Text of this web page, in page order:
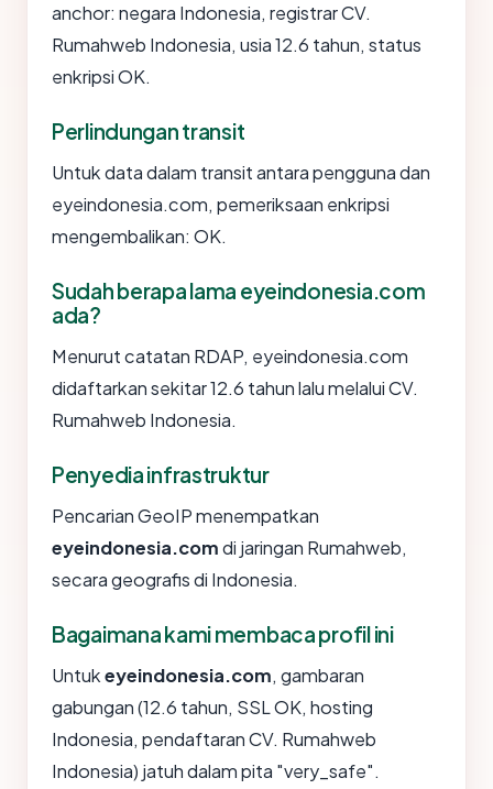
anchor: negara Indonesia, registrar CV.
Rumahweb Indonesia, usia 12.6 tahun, status
enkripsi OK.
Perlindungan transit
Untuk data dalam transit antara pengguna dan
eyeindonesia.com, pemeriksaan enkripsi
mengembalikan: OK.
Sudah berapa lama eyeindonesia.com
ada?
Menurut catatan RDAP, eyeindonesia.com
didaftarkan sekitar 12.6 tahun lalu melalui CV.
Rumahweb Indonesia.
Penyedia infrastruktur
Pencarian GeoIP menempatkan
eyeindonesia.comdi jaringan Rumahweb,
secara geografis di Indonesia.
Bagaimana kami membaca profil ini
Untukeyeindonesia.com, gambaran
gabungan (12.6 tahun, SSL OK, hosting
Indonesia, pendaftaran CV. Rumahweb
Indonesia) jatuh dalam pita "very_safe".